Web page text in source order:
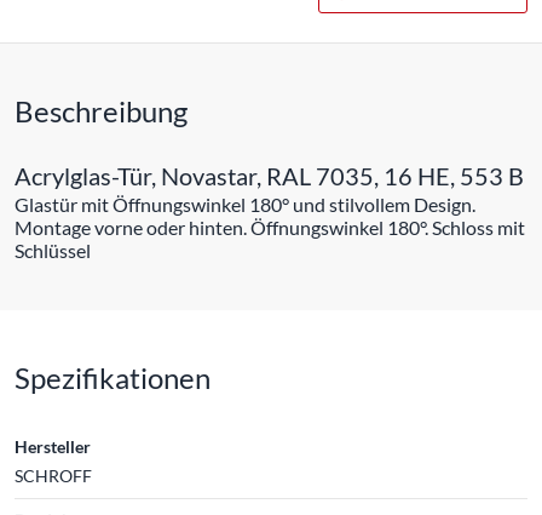
Beschreibung
Acrylglas-Tür, Novastar, RAL 7035, 16 HE, 553 B
Glastür mit Öffnungswinkel 180° und stilvollem Design.
Montage vorne oder hinten. Öffnungswinkel 180°. Schloss mit
Schlüssel
Spezifikationen
Hersteller
SCHROFF